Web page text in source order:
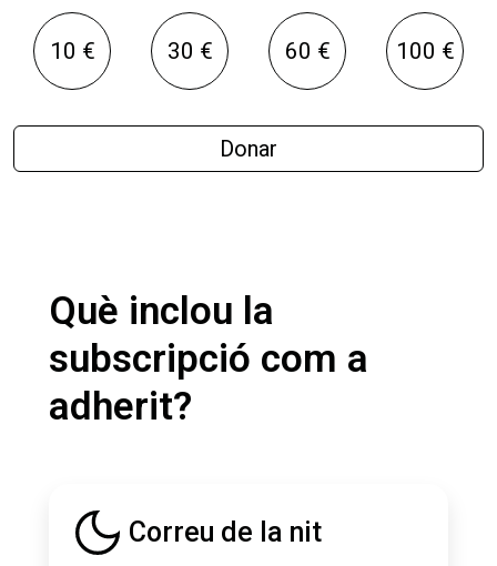
10 € 30 € 60 € 100 €
Donar
Què inclou la
subscripció com a
adherit?
Correu de la nit